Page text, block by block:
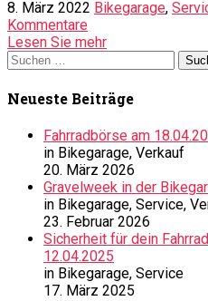
8. März 2022 Bikegarage,
Kommentare
Lesen Sie mehr
Suche
nach:
Neueste Beiträge
Fahrradbörse am
in Bikegarage, Verkauf
20. März 2026
Gravelweek in der
in Bikegarage, Service,
23. Februar 2026
Sicherheit für dein
12.04.2025
in Bikegarage, Service
17. März 2025